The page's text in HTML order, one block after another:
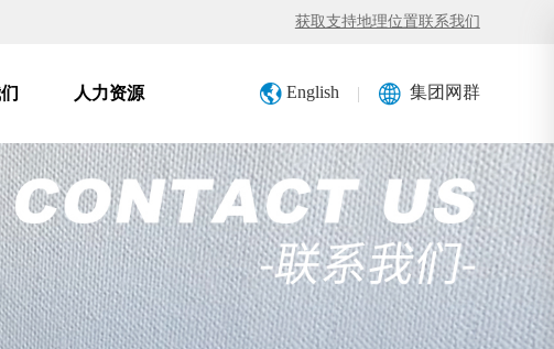
获取支持地理位置联系我们
人力资源 English | 集团网群